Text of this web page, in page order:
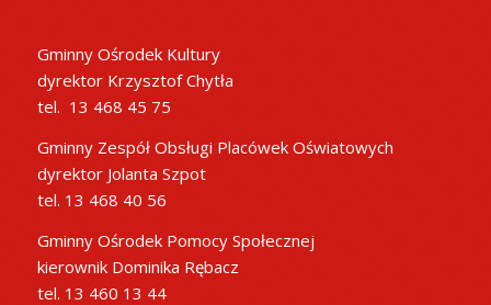
Gminny Ośrodek Kultury
dyrektor Krzysztof Chytła
tel. 13 468 45 75
Gminny Zespół Obsługi Placówek Oświatowych
dyrektor Jolanta Szpot
tel. 13 468 40 56
Gminny Ośrodek Pomocy Społecznej
kierownik Dominika Rębacz
tel. 13 460 13 44